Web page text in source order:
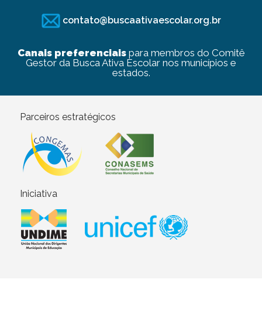
contato@buscaativaescolar.org.br
Canais preferenciaispara membros do Comitê
Gestor da Busca Ativa Escolar nos municípios e
estados.
Parceiros estratégicos
Iniciativa